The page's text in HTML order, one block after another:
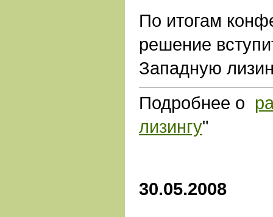
По итогам
решение
Западную
Подробнее о
лизингу"
30.05.2008